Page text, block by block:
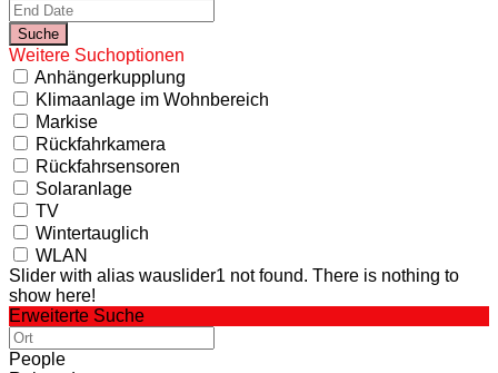
Weitere Suchoptionen
Anhängerkupplung
Klimaanlage im Wohnbereich
Markise
Rückfahrkamera
Rückfahrsensoren
Solaranlage
TV
Wintertauglich
WLAN
Slider with alias wauslider1 not found. There is nothing to
show here!
Erweiterte Suche
People